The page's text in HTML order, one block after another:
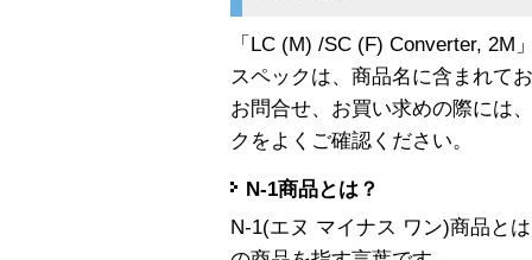
「LC (M) /SC (F) Converter, 2M
スペックは、商品名に含まれて
お問合せ、お買い求めの際には
クをよくご確認ください。
N-1商品とは？
N-1(エヌ マイナス ワン)商品と